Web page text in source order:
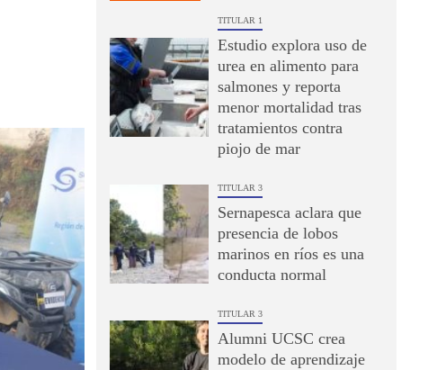
TITULAR 1
Estudio explora uso de
urea en alimento para
salmones y reporta
menor mortalidad tras
tratamientos contra
piojo de mar
TITULAR 3
Sernapesca aclara que
presencia de lobos
marinos en ríos es una
conducta normal
TITULAR 3
Alumni UCSC crea
modelo de aprendizaje